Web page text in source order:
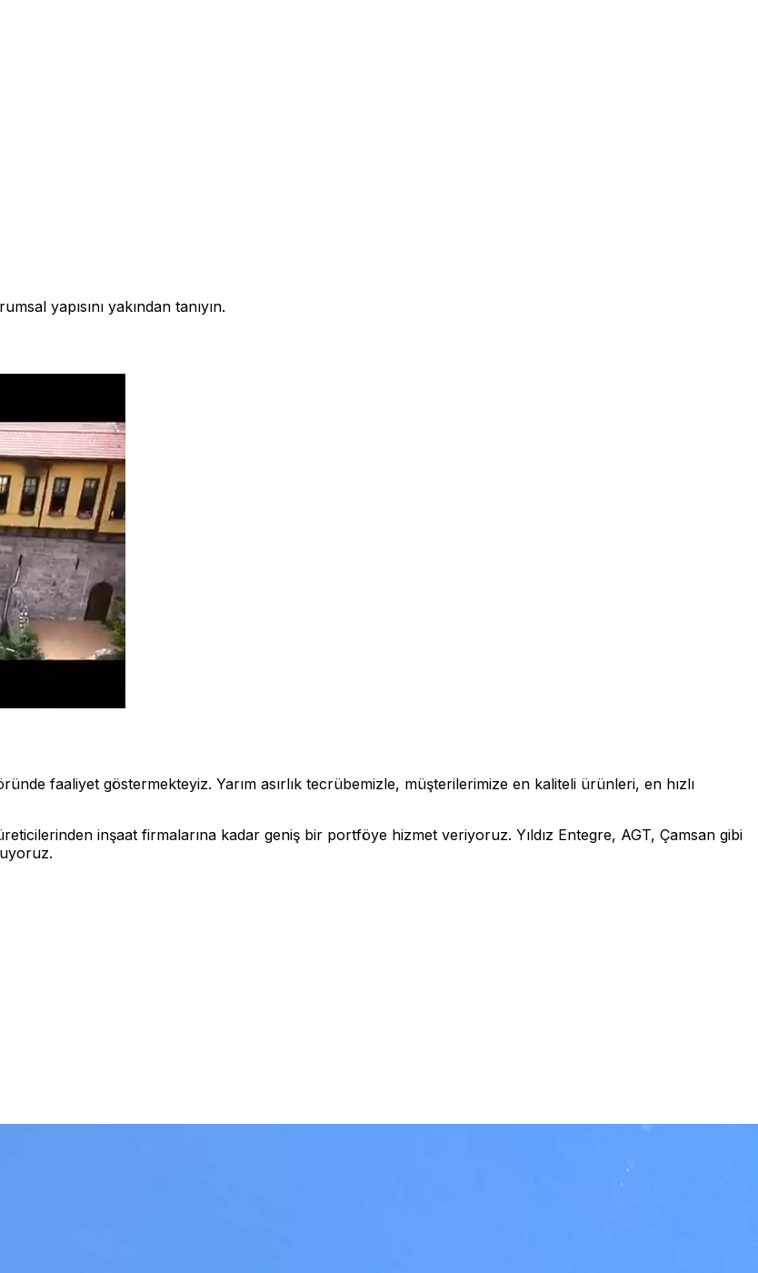
yapısını yakından tanıyın.
faaliyet göstermekteyiz. Yarım asırlık tecrübemizle, müşterilerimize en kaliteli ürünleri, en hızlı
inşaat firmalarına kadar geniş bir portföye hizmet veriyoruz. Yıldız Entegre, AGT, Çamsan gibi